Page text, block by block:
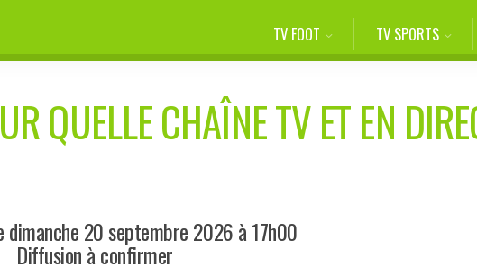
TV FOOT TV SPORTS
QUELLE CHAÎNE TV ET EN
dimanche 20 septembre 2026 à 17h00
Diffusion à confirmer